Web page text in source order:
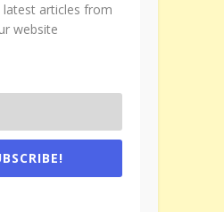
latest articles from
website